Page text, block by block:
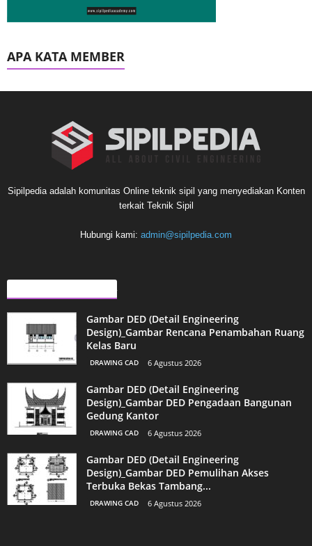
APA KATA MEMBER
Sipilpedia adalah komunitas Online teknik sipil yang menyediakan Konten
terkait Teknik Sipil
Hubungi kami: admin@sipilpedia.com
ARTIKEL LAINNYA
Gambar DED (Detail Engineering
Design)_Gambar Rencana Penambahan Ruang
Kelas Baru
DRAWING CAD 6 Agustus 2026
Gambar DED (Detail Engineering
Design)_Gambar DED Pengadaan Bangunan
Gedung Kantor
DRAWING CAD 6 Agustus 2026
Gambar DED (Detail Engineering
Design)_Gambar DED Pemulihan Akses
Terbuka Bekas Tambang...
DRAWING CAD 6 Agustus 2026